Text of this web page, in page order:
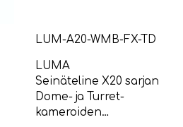
LUM-A20-WMB-FX-TD
LUMA
Seinäteline X20 sarjan
Dome- ja Turret-
kameroiden